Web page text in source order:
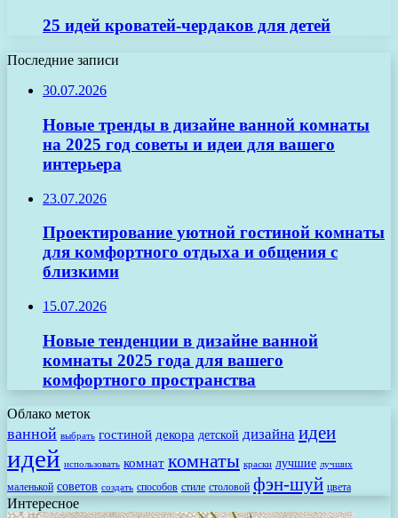
25 идей кроватей-чердаков для детей
Последние записи
30.07.2026
Новые тренды в дизайне ванной комнаты
на 2025 год советы и идеи для вашего
интерьера
23.07.2026
Проектирование уютной гостиной комнаты
для комфортного отдыха и общения с
близкими
15.07.2026
Новые тенденции в дизайне ванной
комнаты 2025 года для вашего
комфортного пространства
Облако меток
ванной выбрать гостиной декора детской дизайна идеи
идей использовать комнат комнаты краски лучшие лучших
маленькой советов создать способов стиле столовой фэн-шуй цвета
Интересное